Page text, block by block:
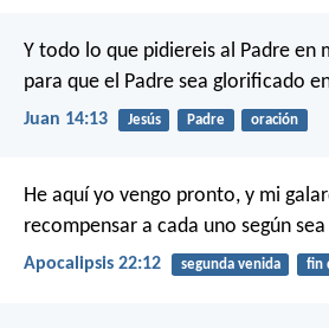
Y todo lo que pidiereis al Padre en
para que el Padre sea glorificado
Juan 14:13 Jesús Padre oración
He aquí yo vengo pronto, y mi
recompensar a cada uno según
Apocalipsis 22:12 segunda venida fin